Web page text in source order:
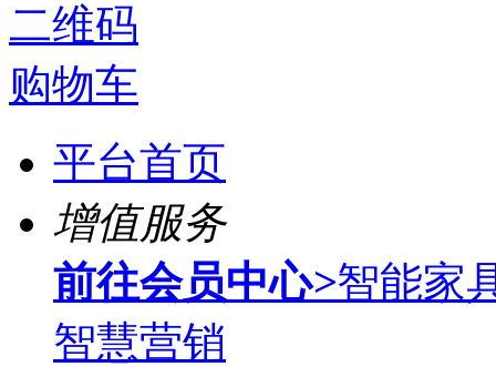
二维码
购物车
平台首页
增值服务
前往会员中心>智能家
智慧营销